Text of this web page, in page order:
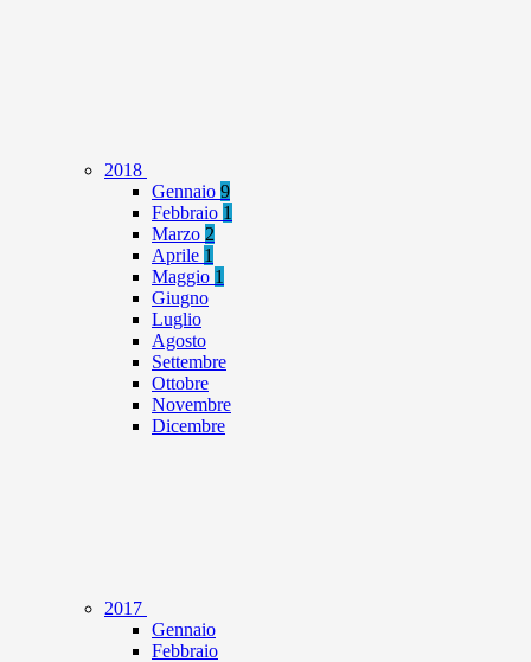
2018
Gennaio 9
Febbraio 1
Marzo 2
Aprile 1
Maggio 1
Giugno
Luglio
Agosto
Settembre
Ottobre
Novembre
Dicembre
2017
Gennaio
Febbraio